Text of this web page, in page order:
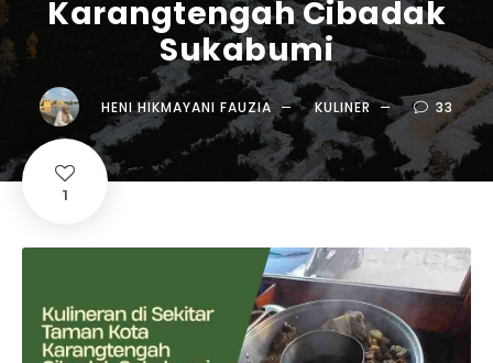
Karangtengah Cibadak
Sukabumi
HENI HIKMAYANI FAUZIA KULINER 33
1